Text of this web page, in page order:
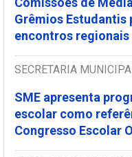
Grêmios Estudantis
encontros regionais
SECRETARIA
SME apresenta
escolar como
Congresso Escolar